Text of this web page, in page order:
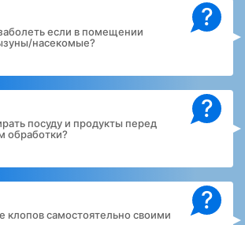
?
если в помещении
насекомые?
?
посуду и продукты перед
обработки?
?
клопов самостоятельно своими